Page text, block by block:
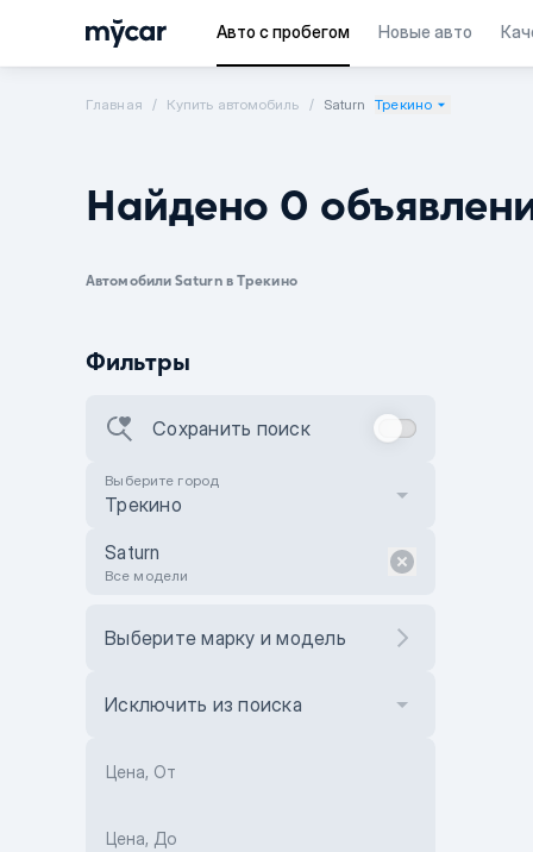
Авто с пробегом Новые авто
Главная Купить автомобиль Saturn Трекино
Найдено 0
Автомобили Saturn в Трекино
Фильтры
Сохранить поиск
Выберите город
Трекино
Saturn
Все модели
Выберите марку и модель
Исключить из поиска
Цена, От
Цена, До